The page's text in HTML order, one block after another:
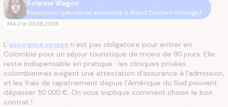
Solenne Wagon
Rédactrice spécialisée assurance & Brand Content Strategist
MAJ le 03.08.2026
L'assurance voyage n'est pas obligatoire pour entrer en
Colombie pour un séjour touristique de moins de 90 jours. Elle
reste indispensable en pratique : les cliniques privées
colombiennes exigent une attestation d'assurance à l'admission,
et les frais de rapatriement depuis l'Amérique du Sud peuvent
dépasser 50 000 €. On vous explique comment choisir le bon
contrat !